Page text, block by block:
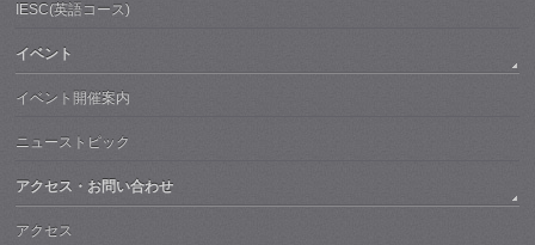
IESC(英語コース)
イベント
イベント開催案内
ニューストピック
アクセス・お問い合わせ
アクセス